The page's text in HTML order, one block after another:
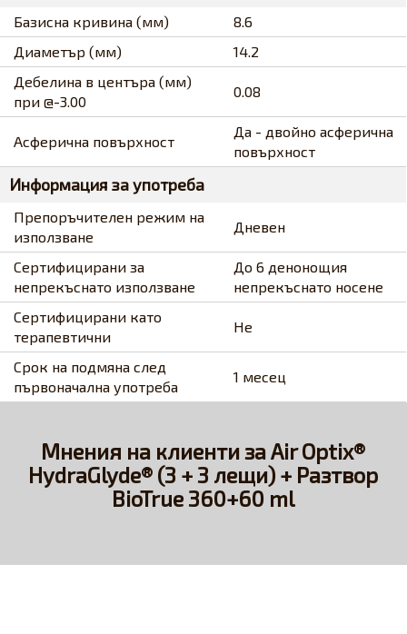
Базисна кривина (мм)
8.6
Диаметър (мм)
14.2
Дебелина в центъра (мм)
при @-3.00
0.08
Асферична повърхност
Да - двойно асферична
повърхност
Информация за употреба
Препоръчителен режим на
използване
Дневен
Сертифицирани за
непрекъснато използване
До 6 денонощия
непрекъснато носене
Сертифицирани като
терапевтични
Не
Срок на подмяна след
първоначална употреба
1 месец
Мнения на клиенти за Air Optix®
HydraGlyde® (3 + 3 лещи) + Разтвор
BioTrue 360+60 ml